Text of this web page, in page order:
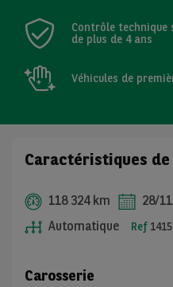
Contrôle technique
de plus de 4 ans
Véhicules de
Caractéristiques
118 324 km 28/
Automatique
Ref
Carosserie